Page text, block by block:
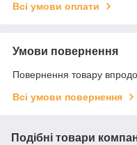
Всі умови оплати
Умови повернення
Повернення товару
Всі умови повернення
Подібні товари